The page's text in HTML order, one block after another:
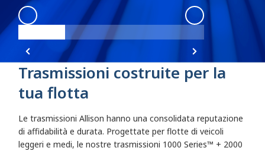
1000 2000 Angle 1 1000 2000
Trasmissioni costruite per la
tua flotta
Le trasmissioni Allison hanno una consolidata reputazione
di affidabilità e durata. Progettate per flotte di veicoli
leggeri e medi, le nostre trasmissioni 1000 Series™ + 2000